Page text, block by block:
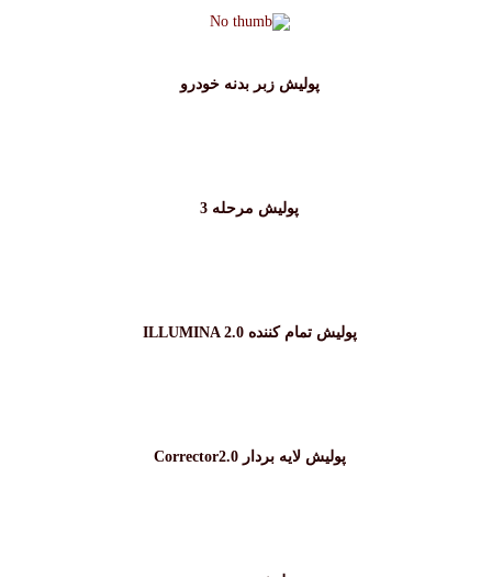
پولیش زبر بدنه خودرو
پولیش مرحله 3
پولیش تمام کننده ILLUMINA 2.0
پولیش لایه بردار Corrector2.0